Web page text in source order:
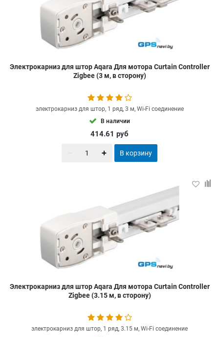
Электрокарниз для штор Aqara Для мотора Curtain Controller
Zigbee (3 м, в сторону)
электрокарниз для штор, 1 ряд, 3 м, Wi-Fi соединение
В наличии
414.61 руб
В корзину
Электрокарниз для штор Aqara Для мотора Curtain Controller
Zigbee (3.15 м, в сторону)
электрокарниз для штор, 1 ряд, 3.15 м, Wi-Fi соединение